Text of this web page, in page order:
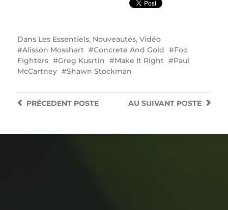
Dans Les Essentiels, Nouveautés, Vidéo
Alisson Mosshart
Concrete And Gold
Foo
Fighters
Greg Kusrtin Make It Right
Paul
McCartney
Shawn Stockman
AU SUIVANT POSTE
PRÉCEDENTPOSTE